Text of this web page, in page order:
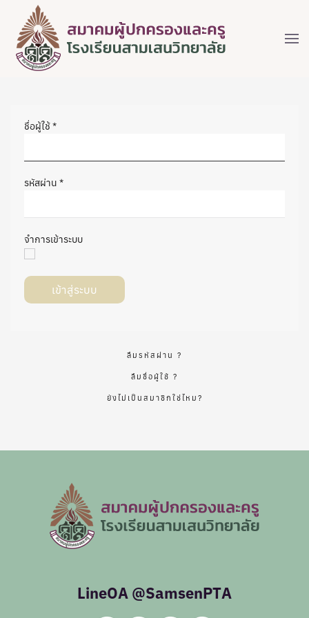
ชื่อผู้ใช้*
รหัสผ่าน *
จำการเข้าระบบ
เข้าสู่ระบบ
ลืมรหัสผ่าน ?
ลืมชื่อผู้ใช้ ?
ยังไม่เป็นสมาชิกใช่ไหม?
LineOA @SamsenPTA